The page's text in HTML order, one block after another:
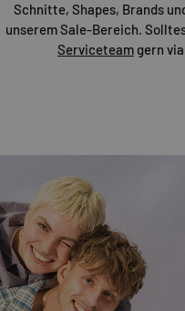
Schnitte, Shapes, Brands
unserem Sale-Bereich.
Serviceteamgern